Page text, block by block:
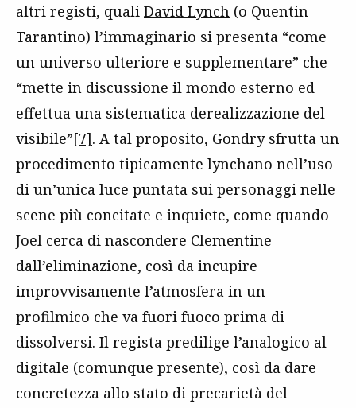
altri registi, quali David Lynch (o Quentin
Tarantino) l’immaginario si presenta “come
un universo ulteriore e supplementare” che
“mette in discussione il mondo esterno ed
effettua una sistematica derealizzazione del
visibile”[7]. A tal proposito, Gondry sfrutta un
procedimento tipicamente lynchano nell’uso
di un’unica luce puntata sui personaggi nelle
scene più concitate e inquiete, come quando
Joel cerca di nascondere Clementine
dall’eliminazione, così da incupire
improvvisamente l’atmosfera in un
profilmico che va fuori fuoco prima di
dissolversi. Il regista predilige l’analogico al
digitale (comunque presente), così da dare
concretezza allo stato di precarietà del